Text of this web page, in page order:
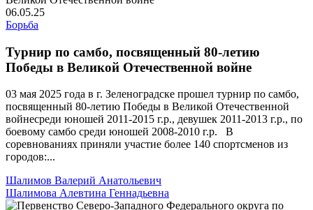
06.05.25
Борьба
Турнир по самбо, посвященный 80-летию
Победы в Великой Отечественной войне
03 мая 2025 года в г. Зеленоградске прошел турнир по самбо,
посвященный 80-летию Победы в Великой Отечественной
войнесреди юношей 2011-2015 г.р., девушек 2011-2013 г.р., по
боевому самбо среди юношей 2008-2010 г.р. В
соревнованиях приняли участие более 140 спортсменов из
городов:...
Шалимов Валерий Анатольевич
Шалимова Алевтина Геннадьевна